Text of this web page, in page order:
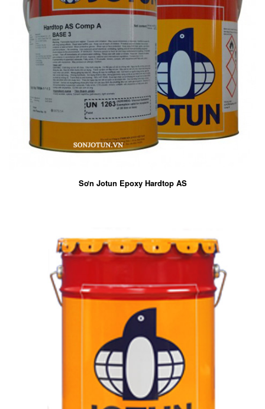
Sơn Jotun Epoxy Hardtop AS